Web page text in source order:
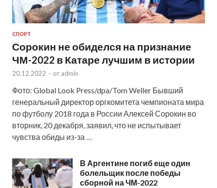
СПОРТ
Сорокин не обиделся на признание
ЧМ-2022 в Катаре лучшим в истории
20.12.2022 - от admin
Фото: Global Look Press/dpa/Tom Weller Бывший
генеральный директор оргкомитета чемпионата мира
по футболу 2018 года в России Алексей Сорокин во
вторник, 20 декабря, заявил, что не испытывает
чувства обиды из-за …
В Аргентине погиб еще один
болельщик после победы
сборной на ЧМ-2022